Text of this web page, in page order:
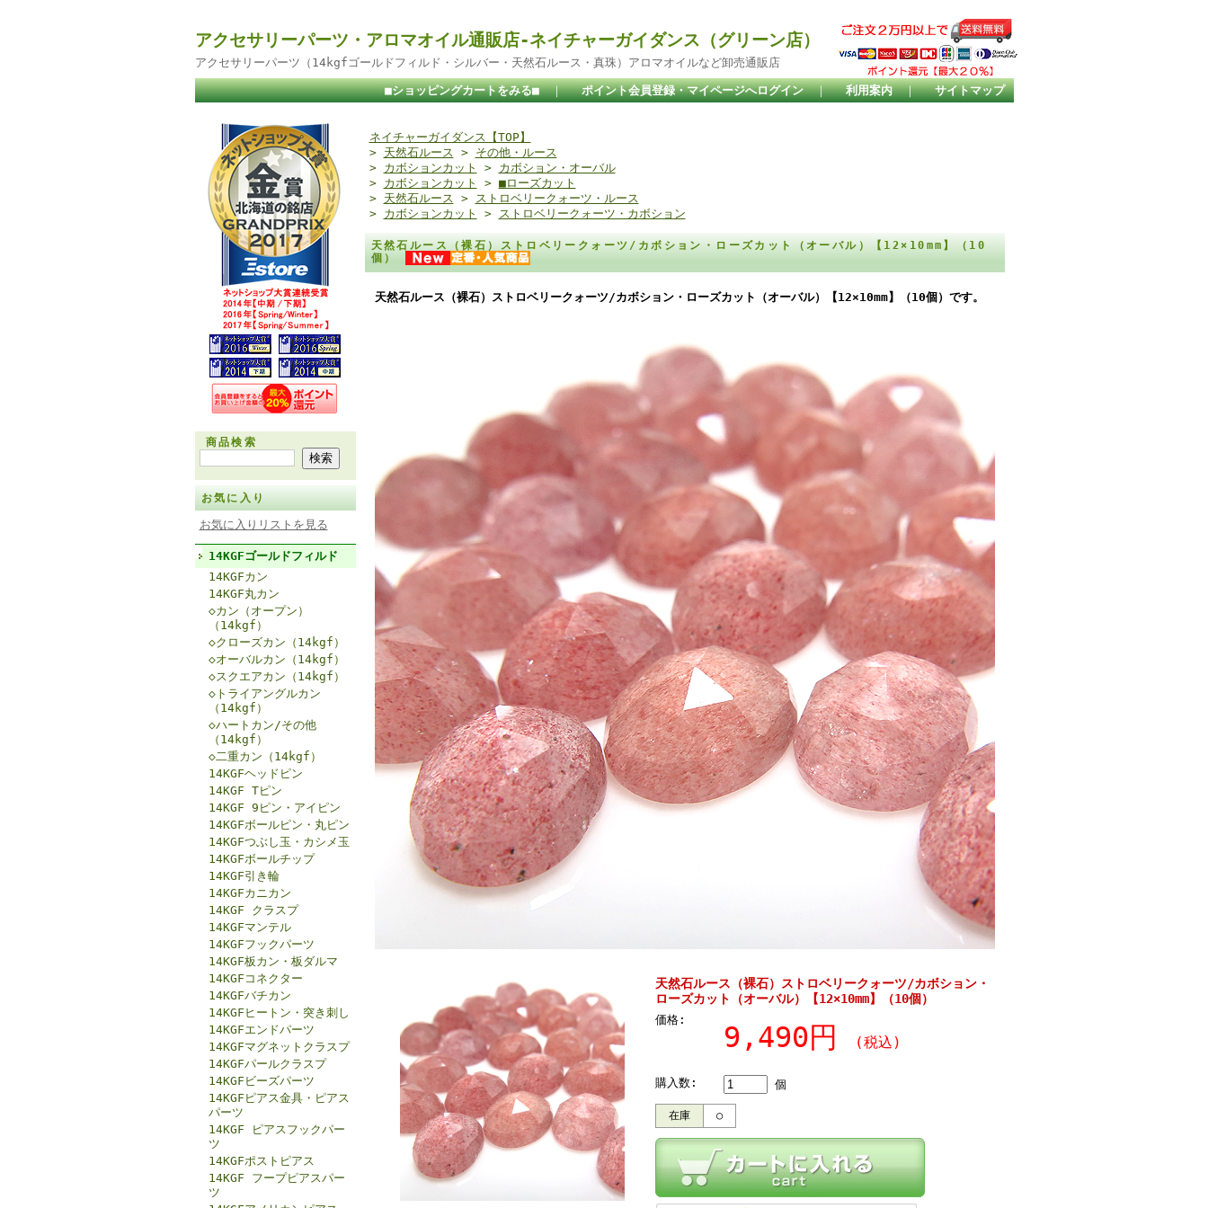
アクセサリーパーツ・アロマオイル通販店-ネイチャーガイダンス（グリーン店）
アクセサリーパーツ（14kgfゴールドフィルド・シルバー・天然石ルース・真珠）アロマオイルなど卸売通販店
■ショッピングカートをみる■ ｜ ポイント会員登録・マイページへログイン ｜ 利用案内 ｜ サイトマップ
商品検索
お気に入り
お気に入りリストを見る
14KGFゴールドフィルド
14KGFカン
14KGF丸カン
◇カン（オープン）
（14kgf）
◇クローズカン（14kgf）
◇オーバルカン（14kgf）
◇スクエアカン（14kgf）
◇トライアングルカン
（14kgf）
◇ハートカン/その他
（14kgf）
◇二重カン（14kgf）
14KGFヘッドピン
14KGF Tピン
14KGF 9ピン・アイピン
14KGFボールピン・丸ピン
14KGFつぶし玉・カシメ玉
14KGFボールチップ
14KGF引き輪
14KGFカニカン
14KGF クラスプ
14KGFマンテル
14KGFフックパーツ
14KGF板カン・板ダルマ
14KGFコネクター
14KGFバチカン
14KGFヒートン・突き刺し
14KGFエンドパーツ
14KGFマグネットクラスプ
14KGFパールクラスプ
14KGFビーズパーツ
14KGFピアス金具・ピアス
パーツ
14KGF ピアスフックパー
ツ
14KGFポストピアス
14KGF フープピアスパー
ツ
ネイチャーガイダンス【TOP】
> 天然石ルース > その他・ルース
> カボションカット > カボション・オーバル
> カボションカット > ■ローズカット
> 天然石ルース > ストロベリークォーツ・ルース
> カボションカット > ストロベリークォーツ・カボション
天然石ルース（裸石）ストロベリークォーツ/カボション・ローズカット（オーバル）【12×10mm】（10
個）
天然石ルース（裸石）ストロベリークォーツ/カボション・ローズカット（オーバル）【12×10mm】（10個）です。
天然石ルース（裸石）ストロベリークォーツ/カボション・
ローズカット（オーバル）【12×10mm】（10個）
価格:
9,490円 (税込)
購入数: 個
在庫 ○